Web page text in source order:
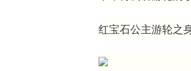
红宝石公主游轮之